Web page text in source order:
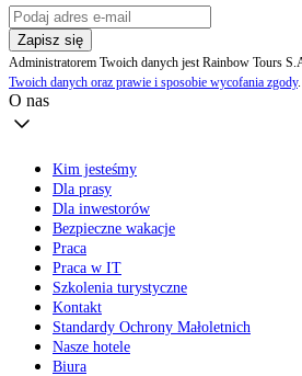
Zapisz się
Administratorem Twoich danych jest Rainbow Tours
Twoich danych oraz prawie i sposobie wycofania zgody.
O nas
Kim jesteśmy
Dla prasy
Dla inwestorów
Bezpieczne wakacje
Praca
Praca w IT
Szkolenia turystyczne
Kontakt
Standardy Ochrony Małoletnich
Nasze hotele
Biura